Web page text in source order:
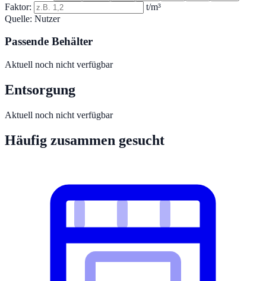
Faktor:
t/m³
Quelle: Nutzer
Passende Behälter
Aktuell noch nicht verfügbar
Entsorgung
Aktuell noch nicht verfügbar
Häufig zusammen gesucht